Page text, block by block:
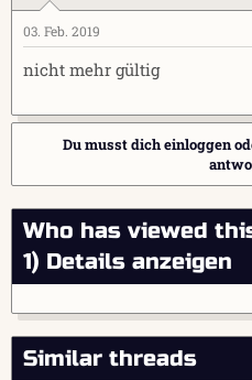
l
e
r
l
a
m
03. Feb. 2019
nicht mehr gültig
Du musst dich einloggen
Who has viewed
1) Details anzeigen
Similar threads